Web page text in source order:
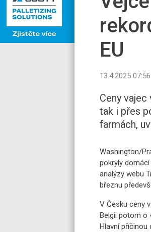
EU
13.4.2025 07:56
Ceny
tak i přes
farmách,
Washington/
pokryly
analýzy webu
březnu
V Česku ceny
Belgii potom o
Hlavní příčinou